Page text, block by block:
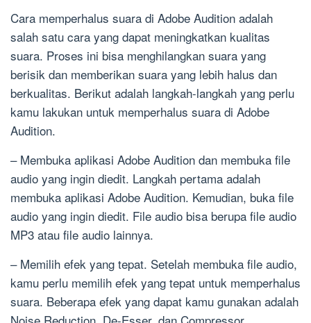
Cara memperhalus suara di Adobe Audition adalah
salah satu cara yang dapat meningkatkan kualitas
suara. Proses ini bisa menghilangkan suara yang
berisik dan memberikan suara yang lebih halus dan
berkualitas. Berikut adalah langkah-langkah yang perlu
kamu lakukan untuk memperhalus suara di Adobe
Audition.
– Membuka aplikasi Adobe Audition dan membuka file
audio yang ingin diedit. Langkah pertama adalah
membuka aplikasi Adobe Audition. Kemudian, buka file
audio yang ingin diedit. File audio bisa berupa file audio
MP3 atau file audio lainnya.
– Memilih efek yang tepat. Setelah membuka file audio,
kamu perlu memilih efek yang tepat untuk memperhalus
suara. Beberapa efek yang dapat kamu gunakan adalah